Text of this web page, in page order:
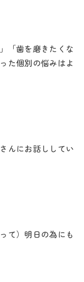
「歯を磨きたくな
た個別の悩みはよ
んにお話ししてい
て）明日の為にも